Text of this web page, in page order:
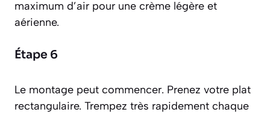
maximum d’air pour une crème légère et
aérienne.
Étape 6
Le montage peut commencer. Prenez votre plat
rectangulaire. Trempez très rapidement chaque